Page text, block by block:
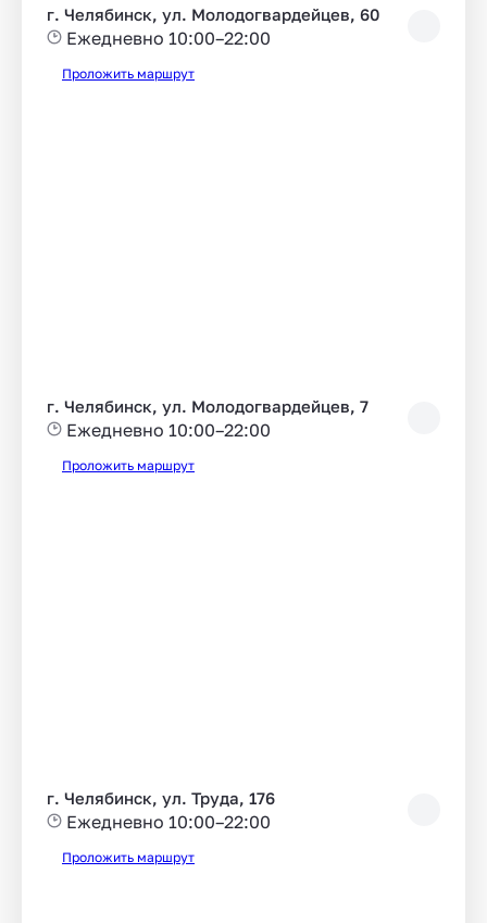
г. Челябинск, ул. Молодогвардейцев, 60
Ежедневно 10:00–22:00
Проложить маршрут
г. Челябинск, ул. Молодогвардейцев, 7
Ежедневно 10:00–22:00
Проложить маршрут
г. Челябинск, ул. Труда, 176
Ежедневно 10:00–22:00
Проложить маршрут